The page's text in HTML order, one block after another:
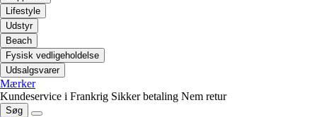
Lifestyle
Udstyr
Beach
Fysisk vedligeholdelse
Udsalgsvarer
Mærker
Kundeservice i Frankrig Sikker betaling Nem retur
Søg